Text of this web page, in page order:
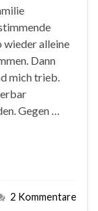
wieder alleine
Dann
mich trieb.
Gegen …
2 Kommentare